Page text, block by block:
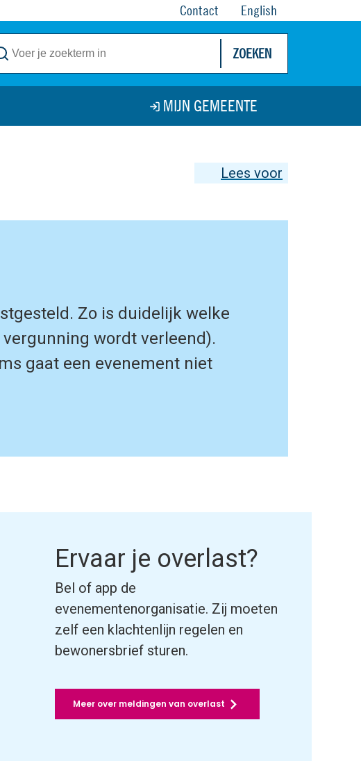
ZOEKEN
MIJN GEMEENTE
Contact English
Lees voor
Zo is duidelijk welke
wordt verleend).
gaat een evenement niet
Ervaar je overlast?
Bel of app de
evenementenorganisatie. Zij moeten
zelf een klachtenlijn regelen en
bewonersbrief sturen.
Meer over meldingen van overlast